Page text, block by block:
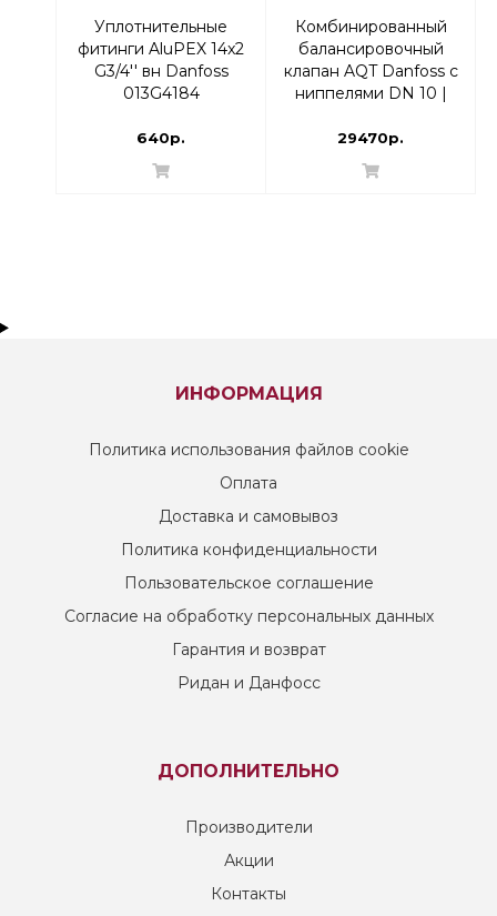
Уплотнительные
фитинги AluPEX 14x2
G3/4'' вн Danfoss
013G4184
640р.
Комбинированный
балансировочный
клапан AQT Danfoss с
ниппелями DN 10 |
29470р.
ИНФОРМАЦИЯ
Политика использования файлов cookie
Оплата
Доставка и самовывоз
Политика конфиденциальности
Пользовательское соглашение
Согласие на обработку персональных данных
Гарантия и возврат
Ридан и Данфосс
ДОПОЛНИТЕЛЬНО
Производители
Акции
Контакты